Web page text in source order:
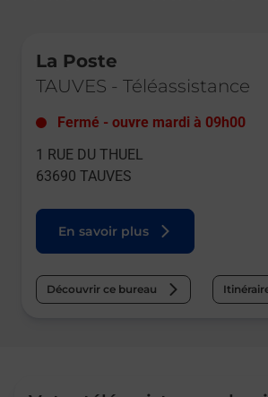
La Poste
TAUVES - Téléassistance
Fermé - ouvre mardi à 09h00
1 RUE DU THUEL
63690 TAUVES
En savoir plus
Découvrir ce bureau